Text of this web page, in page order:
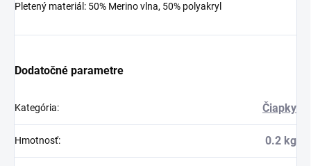
Pletený materiál: 50% Merino vlna, 50% polyakryl
Dodatočné parametre
Kategória: Čiapky
Hmotnosť: 0.2 kg